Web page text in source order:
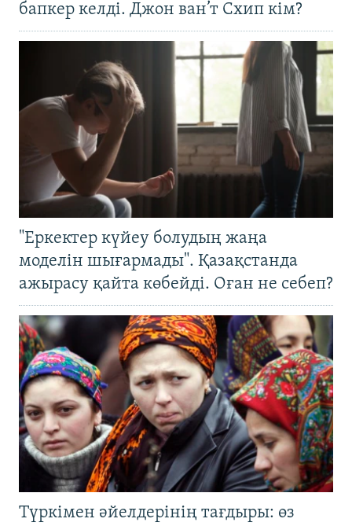
бапкер келді. Джон ван’т Схип кім?
"Еркектер күйеу болудың жаңа
моделін шығармады". Қазақстанда
ажырасу қайта көбейді. Оған не себеп?
Түркімен әйелдерінің тағдыры: өз